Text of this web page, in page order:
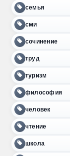
семья
сми
сочинение
труд
туризм
философия
человек
чтение
школа